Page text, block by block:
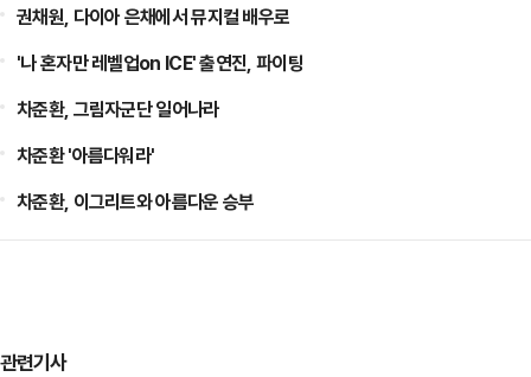
권채원, 다이아 은채에서 뮤지컬 배우로
'나 혼자만 레벨업on ICE' 출연진, 파이팅
차준환, 그림자군단 일어나라
차준환 '아름다워라'
차준환, 이그리트와 아름다운 승부
관련기사